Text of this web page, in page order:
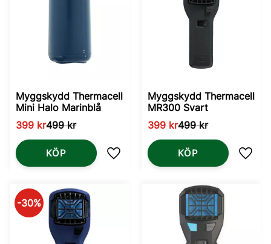
Myggskydd Thermacell
Mini Halo Marinblå
399 kr499kr
Lägg till i favoriter
KÖP
Myggskydd Thermacell
MR300 Svart
399 kr499kr
KÖP
30%